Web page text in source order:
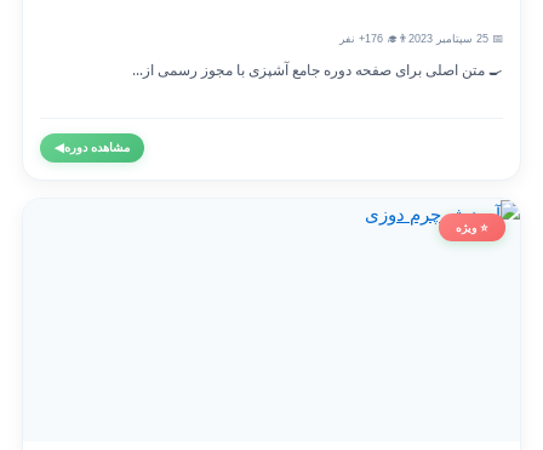
👨‍🎓 176+ نفر
🍳 متن اصلی برای صفحه دوره جامع آشپزی با مجوز رسمی از...
مشاهده دوره◀
⭐ ویژه